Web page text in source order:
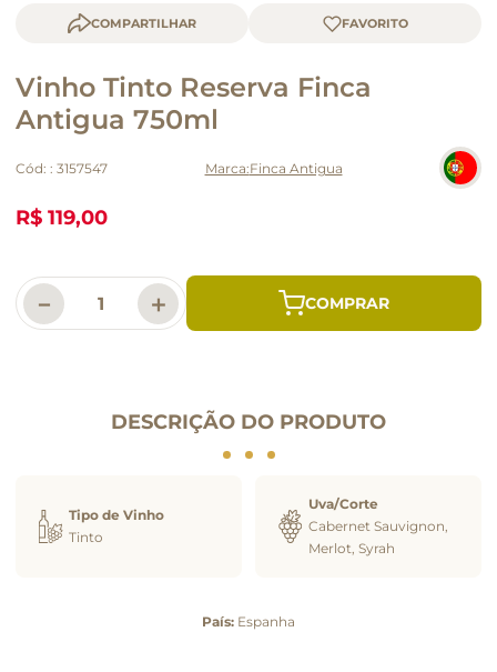
COMPARTILHAR
Vinho Tinto Reserva Finca
Antigua 750ml
Cód: : 3157547 Finca Antigua
R$ 119,00
＋
－
DESCRIÇÃO DO PRODUTO
Tipo de Vinho
Tinto
Uva/Corte
Cabernet Sauvignon,
Merlot, Syrah
País: Espanha